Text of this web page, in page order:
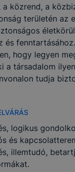
a közrend, a
területén az
és fenntartásához.
hogy legyen
a társadalom
tudja
logikus
és
illemtudó,